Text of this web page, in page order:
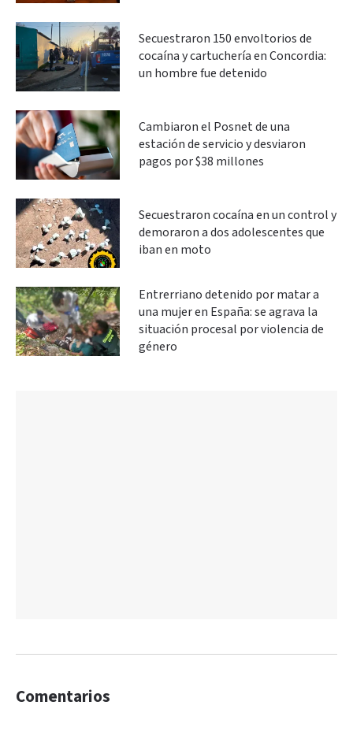
Secuestraron 150 envoltorios de
cocaína y cartuchería en Concordia:
un hombre fue detenido
Cambiaron el Posnet de una
estación de servicio y desviaron
pagos por $38 millones
Secuestraron cocaína en un control y
demoraron a dos adolescentes que
iban en moto
Entrerriano detenido por matar a
una mujer en España: se agrava la
situación procesal por violencia de
género
Comentarios